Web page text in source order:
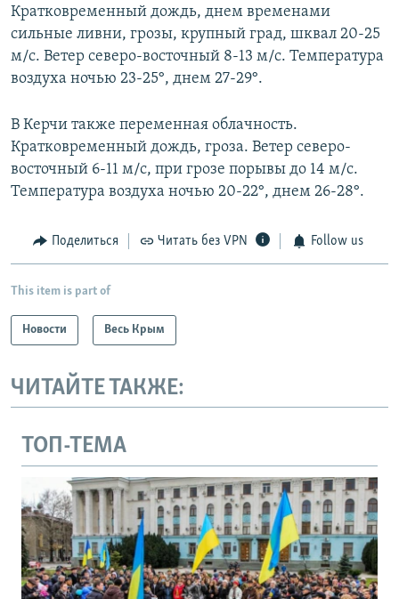
Кратковременный дождь, днем временами
сильные ливни, грозы, крупный град, шквал 20-25
м/с. Ветер северо-восточный 8-13 м/с. Температура
воздуха ночью 23-25°, днем 27-29°.
В Керчи также переменная облачность.
Кратковременный дождь, гроза. Ветер северо-
восточный 6-11 м/с, при грозе порывы до 14 м/с.
Температура воздуха ночью 20-22°, днем 26-28°.
Поделиться Читать без VPN Follow us
This item is part of
Новости Весь Крым
ЧИТАЙТЕ ТАКЖЕ:
ТОП-ТЕМА